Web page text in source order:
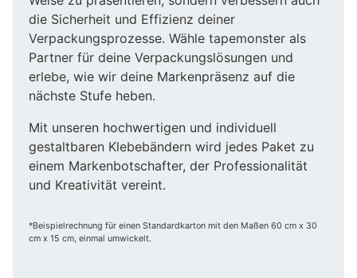
die Sicherheit und Effizienz deiner
Verpackungsprozesse. Wähle tapemonster als
Partner für deine Verpackungslösungen und
erlebe, wie wir deine Markenpräsenz auf die
nächste Stufe heben.
Mit unseren hochwertigen und individuell
gestaltbaren Klebebändern wird jedes Paket zu
einem Markenbotschafter, der Professionalität
und Kreativität vereint.
*Beispielrechnung für einen Standardkarton mit den Maßen 60 cm x 30
cm x 15 cm, einmal umwickelt.